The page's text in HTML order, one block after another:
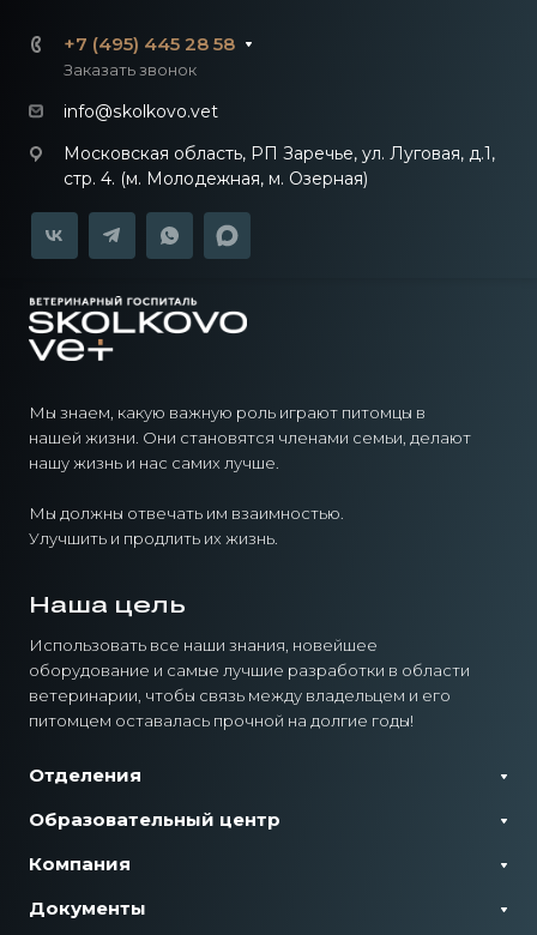
+7 (495) 445 28 58
Заказать звонок
info@skolkovo.vet
Московская область, РП Заречье, ул. Луговая, д.1,
стр. 4. (м. Молодежная, м. Озерная)
Мы знаем, какую важную роль играют питомцы в
нашей жизни. Они становятся членами семьи, делают
нашу жизнь и нас самих лучше.
Мы должны отвечать им взаимностью.
Улучшить и продлить их жизнь.
Наша цель
Использовать все наши знания, новейшее
оборудование и самые лучшие разработки в области
ветеринарии, чтобы связь между владельцем и его
питомцем оставалась прочной на долгие годы!
Отделения
Образовательный центр
Компания
Документы